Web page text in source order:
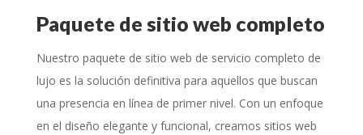
Paquete de sitio web completo
Nuestro paquete de sitio web de servicio completo de
lujo es la solución definitiva para aquellos que buscan
una presencia en línea de primer nivel. Con un enfoque
en el diseño elegante y funcional, creamos sitios web